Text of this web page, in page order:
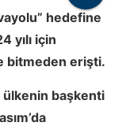
hedefine
yılı için
bitmeden erişti.
başkenti